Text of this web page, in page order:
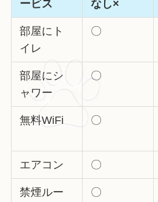
ービス なし×
部屋にト
イレ
〇
部屋にシ
ャワー
〇
無料WiFi 〇
エアコン 〇
禁煙ルー
〇